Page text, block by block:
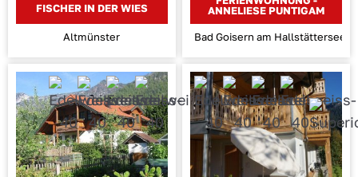
FISCHER IN DER WIES
Altmünster
ANNELIESE PUNTIGAM
Bad Goisern am Hallstättersee